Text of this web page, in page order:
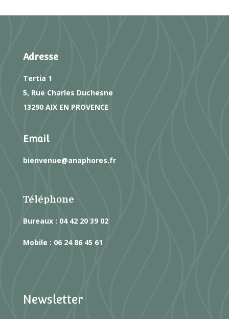
Adresse
Tertia 1
5, Rue Charles Duchesne
13290 AIX EN PROVENCE
Email
bienvenue@anaphores.fr
Téléphone
Bureaux : 04 42 20 39 02
Mobile : 06 24 86 45 61
Newsletter